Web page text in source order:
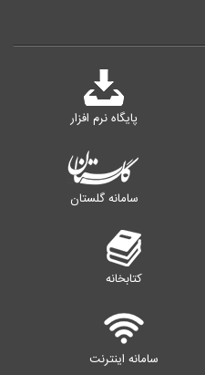
پایگاه نرم افزار
سامانه گلستان
کتابخانه
سامانه اینترنت